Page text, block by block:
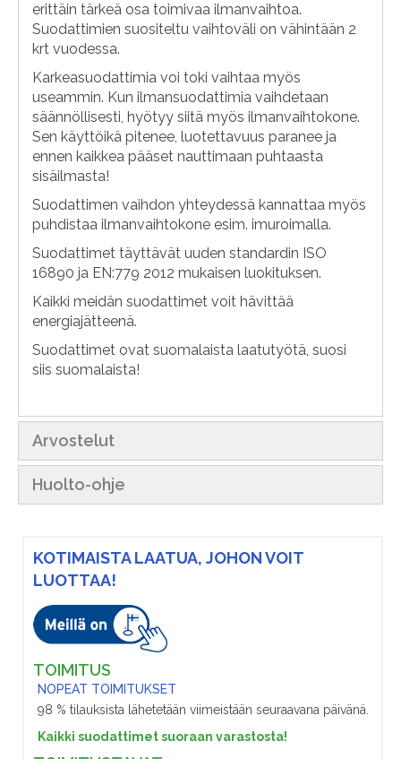
erittäin tärkeä osa toimivaa ilmanvaihtoa.
Suodattimien suositeltu vaihtoväli on vähintään 2
krt vuodessa.
Karkeasuodattimia voi toki vaihtaa myös
useammin. Kun ilmansuodattimia vaihdetaan
säännöllisesti, hyötyy siitä myös ilmanvaihtokone.
Sen käyttöikä pitenee, luotettavuus paranee ja
ennen kaikkea pääset nauttimaan puhtaasta
sisäilmasta!
Suodattimen vaihdon yhteydessä kannattaa myös
puhdistaa ilmanvaihtokone esim. imuroimalla.
Suodattimet täyttävät uuden standardin ISO
16890 ja EN:779 2012 mukaisen luokituksen.
Kaikki meidän suodattimet voit hävittää
energiajätteenä.
Suodattimet ovat suomalaista laatutyötä, suosi
siis suomalaista!
Arvostelut
Huolto-ohje
KOTIMAISTA LAATUA, JOHON VOIT
LUOTTAA!
TOIMITUS
NOPEAT TOIMITUKSET
98 % tilauksista lähetetään viimeistään seuraavana päivänä.
Kaikki suodattimet suoraan varastosta!